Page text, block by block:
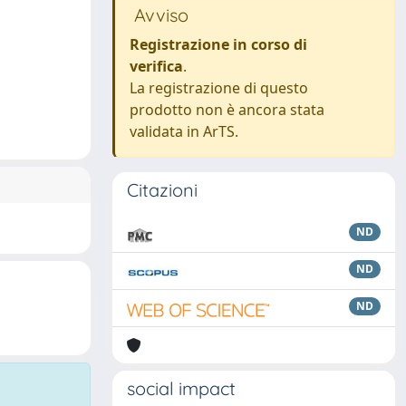
Avviso
Registrazione in corso di
verifica.
La registrazione di questo
prodotto non è ancora stata
validata in ArTS.
Citazioni
ND
ND
ND
social impact